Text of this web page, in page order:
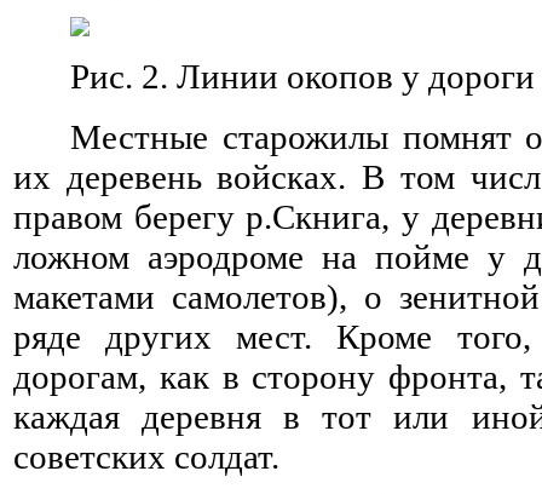
Рис. 2. Линии окопов у
Местные старожилы помнят
их деревень войсках. В том
правом берегу р.Скнига, у
ложном аэродроме на пойме у
макетами самолетов), о
ряде других мест. Кроме
дорогам, как в сторону фронта,
каждая деревня в тот или
советских солдат.